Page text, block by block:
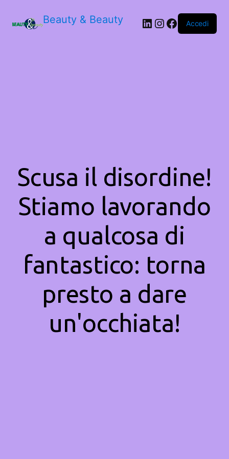
Beauty & Beauty LinkedIn
Instagram
Facebook
Accedi
Scusa il disordine!
Stiamo lavorando
a qualcosa di
fantastico: torna
presto a dare
un'occhiata!